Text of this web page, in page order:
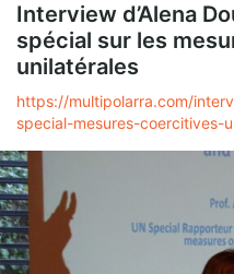
Interview d’Alena
spécial sur les
unilatérales
https://multipolarra.com/
special-mesures-coercitives-